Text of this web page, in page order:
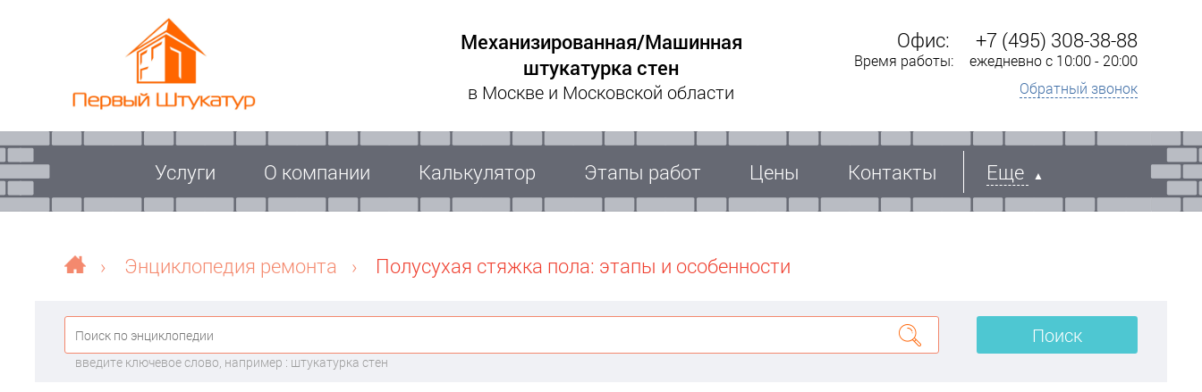
Механизированная/Машинная
штукатурка стен
в Москве и Московской области
Офис: +7 (495) 308-38-88
Время работы:
ежедневно с 10:00 - 20:00
Обратный звонок
Услуги О компании Калькулятор Этапы работ Цены Контакты Еще
› Энциклопедия ремонта › Полусухая стяжка пола: этапы и особенности
Поиск
введите ключевое слово, например : штукатурка стен